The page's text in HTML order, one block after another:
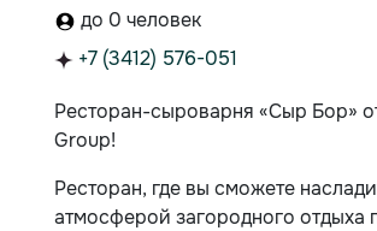
до 0 человек
+7 (3412) 576-051
Ресторан-сыроварня «Сыр Бор»
Group!
Ресторан, где вы сможете
атмосферой загородного отдыха